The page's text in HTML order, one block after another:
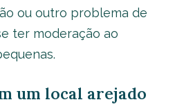
ou outro problema de
ter moderação ao
um local arejado